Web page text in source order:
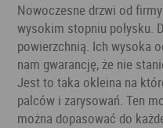
Nowoczesne drzwi od
wysokim stopniu połysku.
powierzchnią. Ich wysoka
nam gwarancję, że nie
Jest to taka okleina na
palców i zarysowań. Ten
można dopasować do